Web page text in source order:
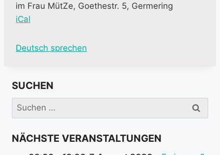
im Frau MütZe, Goethestr. 5, Germering
iCal
M
e
i
n
o
Deutsch sprechen
SUCHEN
Suchen
nach:
NÄCHSTE VERANSTALTUNGEN